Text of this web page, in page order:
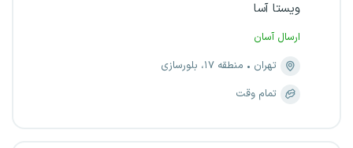
ویستا آسا
ارسال آسان
تهران
منطقه ۱۷، بلورسازی
تمام وقت